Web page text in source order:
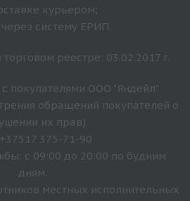
курьером;
систему ЕРИП.
реестре: 03.02.2017 г.
покупателями ООО "Яндейл"
обращений покупателей о
их прав)
375-71-90
с 09:00 до 20:00 по будним
дням.
местных исполнительных